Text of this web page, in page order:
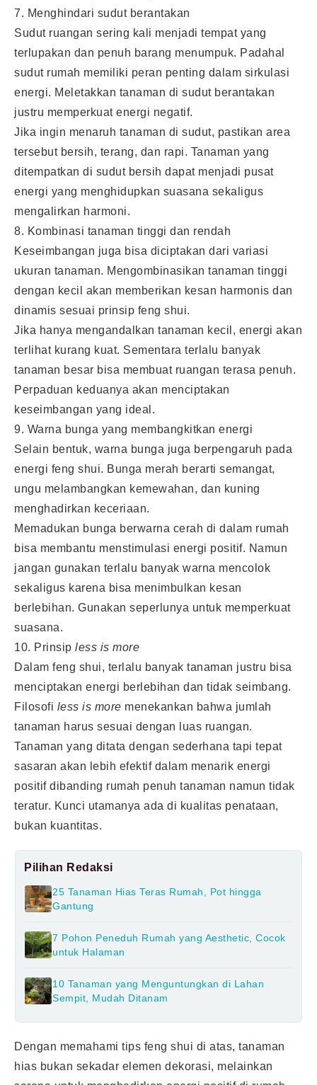
7. Menghindari sudut berantakan
Sudut ruangan sering kali menjadi tempat yang
terlupakan dan penuh barang menumpuk. Padahal
sudut rumah memiliki peran penting dalam sirkulasi
energi. Meletakkan tanaman di sudut berantakan
justru memperkuat energi negatif.
Jika ingin menaruh tanaman di sudut, pastikan area
tersebut bersih, terang, dan rapi. Tanaman yang
ditempatkan di sudut bersih dapat menjadi pusat
energi yang menghidupkan suasana sekaligus
mengalirkan harmoni.
8. Kombinasi tanaman tinggi dan rendah
Keseimbangan juga bisa diciptakan dari variasi
ukuran tanaman. Mengombinasikan tanaman tinggi
dengan kecil akan memberikan kesan harmonis dan
dinamis sesuai prinsip feng shui.
Jika hanya mengandalkan tanaman kecil, energi akan
terlihat kurang kuat. Sementara terlalu banyak
tanaman besar bisa membuat ruangan terasa penuh.
Perpaduan keduanya akan menciptakan
keseimbangan yang ideal.
9. Warna bunga yang membangkitkan energi
Selain bentuk, warna bunga juga berpengaruh pada
energi feng shui. Bunga merah berarti semangat,
ungu melambangkan kemewahan, dan kuning
menghadirkan keceriaan.
Memadukan bunga berwarna cerah di dalam rumah
bisa membantu menstimulasi energi positif. Namun
jangan gunakan terlalu banyak warna mencolok
sekaligus karena bisa menimbulkan kesan
berlebihan. Gunakan seperlunya untuk memperkuat
suasana.
10. Prinsip less is more
Dalam feng shui, terlalu banyak tanaman justru bisa
menciptakan energi berlebihan dan tidak seimbang.
Filosofi less is more menekankan bahwa jumlah
tanaman harus sesuai dengan luas ruangan.
Tanaman yang ditata dengan sederhana tapi tepat
sasaran akan lebih efektif dalam menarik energi
positif dibanding rumah penuh tanaman namun tidak
teratur. Kunci utamanya ada di kualitas penataan,
bukan kuantitas.
Pilihan Redaksi
25 Tanaman Hias Teras Rumah, Pot hingga
Gantung
7 Pohon Peneduh Rumah yang Aesthetic, Cocok
untuk Halaman
10 Tanaman yang Menguntungkan di Lahan
Sempit, Mudah Ditanam
Dengan memahami tips feng shui di atas, tanaman
hias bukan sekadar elemen dekorasi, melainkan